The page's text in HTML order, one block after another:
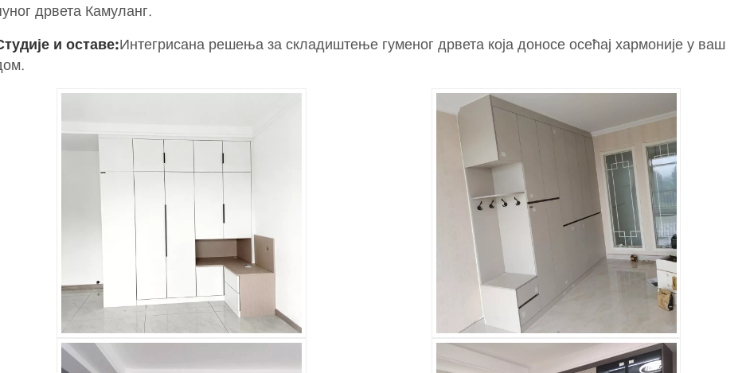
дрвета Камуланг.
и оставе:Интегрисана решења за складиштење гуменог дрвета која доносе осећај хармоније у ваш